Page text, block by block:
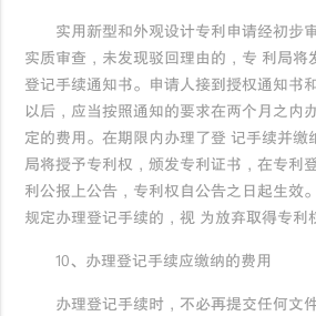
实用新型和外观设计专利申请经初步
实质审查，未发现驳回理由的，专 利局将
登记手续通知书。申请人接到授权通知书
以后，应当按照通知的要求在两个月之内
定的费用。在期限内办理了登 记手续并缴
局将授予专利权，颁发专利证书，在专利
利公报上公告，专利权自公告之日起生效
规定办理登记手续的，视 为放弃取得专利
10、办理登记手续应缴纳的费用
办理登记手续时，不必再提交任何文